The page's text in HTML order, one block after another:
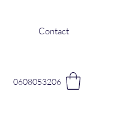
Contact
0608053206